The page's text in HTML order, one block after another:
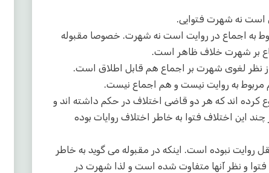
است نه شهرت فتوایی.
به اجماع در روایت است نه شهرت. خصوصا مقبوله
بر شهرت خلاف ظاهر است.
نظر لغوی شهرت بر اجماع هم قابل اطلاق است.
مربوط به روایت نیست و هم اجماع نیست.
اند که هر دو قاضی اختلاف در حکم داشته اند و
این اختلاف فتوا به خاطر اختلاف روایات بوده
روایت نبوده است. اینکه در مقبوله می گوید به خاطر
فتوا و نظر آنها متفاوت شده است و لذا شهرت در